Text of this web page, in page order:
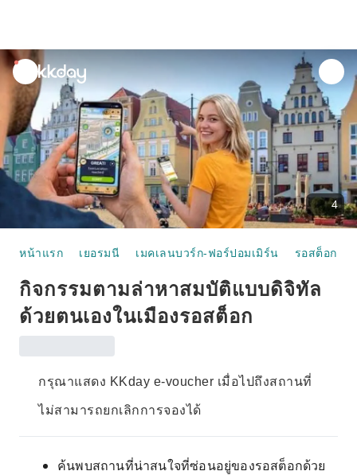
unread
notifications
4
หน้าแรก เยอรมนี เมคเลนบวร์ก-ฟอร์ปอมเมิร์น รอสต็อก
กิจกรรมตามล่าหาสมบัติแบบดิจิทัล
ด้วยตนเองในเมืองรอสต็อก
กรุณาแสดง KKday e-voucher เมื่อไปถึงสถานที่
ไม่สามารถยกเลิกการจองได้
ค้นพบสถานที่น่าสนใจที่ซ่อนอยู่ของรอสต็อกด้วย